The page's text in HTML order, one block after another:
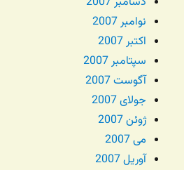
نوامبر 2007
اکتبر 2007
سپتامبر 2007
آگوست 2007
جولای 2007
ژوئن 2007
می 2007
آوریل 2007